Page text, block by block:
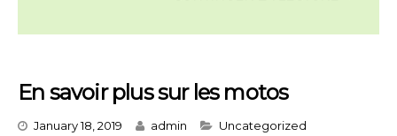
En savoir plus sur les motos
January 18, 2019 admin Categories
Uncategorized